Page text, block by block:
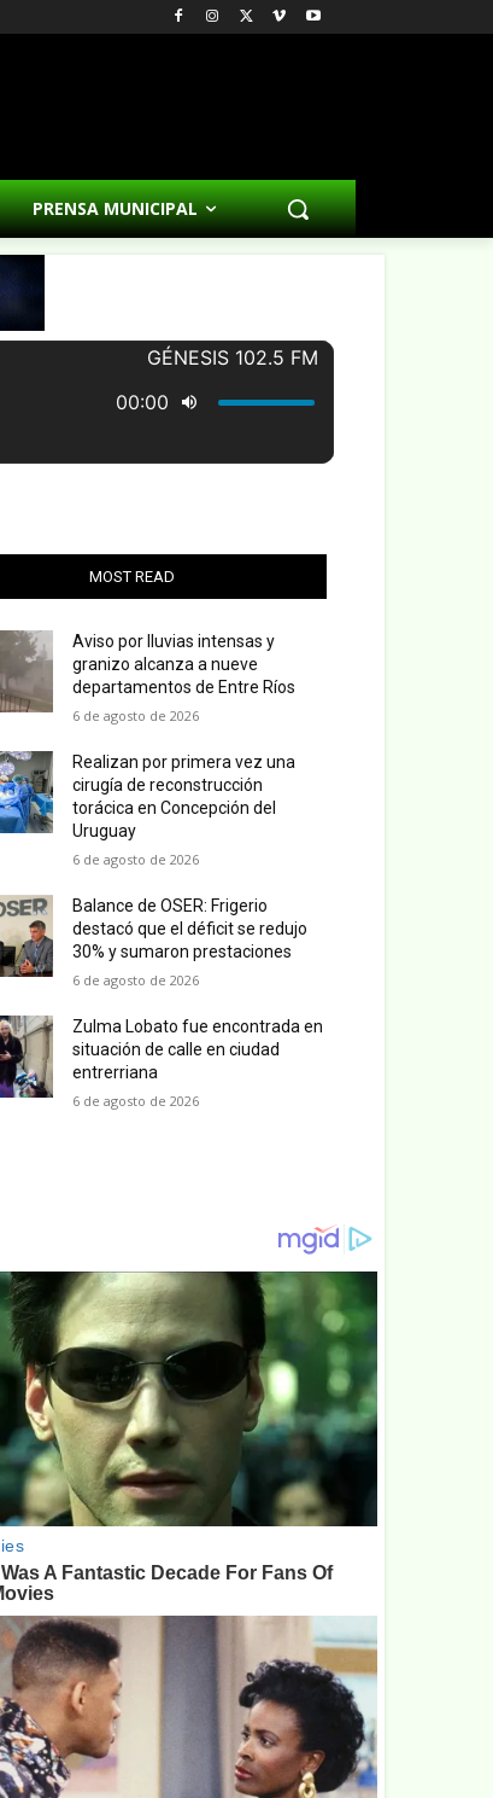
PRENSA MUNICIPAL
MOST READ
Aviso por lluvias intensas y
granizo alcanza a nueve
departamentos de Entre Ríos
6 de agosto de 2026
Realizan por primera vez una
cirugía de reconstrucción
torácica en Concepción del
Uruguay
6 de agosto de 2026
Balance de OSER: Frigerio
destacó que el déficit se redujo
30% y sumaron prestaciones
6 de agosto de 2026
Zulma Lobato fue encontrada en
situación de calle en ciudad
entrerriana
6 de agosto de 2026